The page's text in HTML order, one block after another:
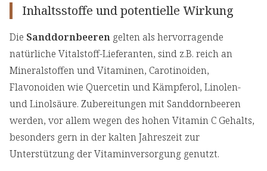
Inhaltsstoffe und potentielle Wirkung
Die Sanddornbeeren gelten als hervorragende
natürliche Vitalstoff-Lieferanten, sind z.B. reich an
Mineralstoffen und Vitaminen, Carotinoiden,
Flavonoiden wie Quercetin und Kämpferol, Linolen-
und Linolsäure. Zubereitungen mit Sanddornbeeren
werden, vor allem wegen des hohen Vitamin C Gehalts,
besonders gern in der kalten Jahreszeit zur
Unterstützung der Vitaminversorgung genutzt.